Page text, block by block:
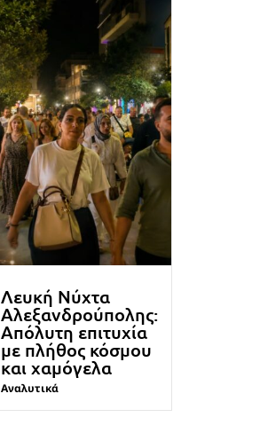
Λευκή Νύχτα
Αλεξανδρούπολης:
Απόλυτη επιτυχία
με πλήθος κόσμου
και χαμόγελα
Αναλυτικά